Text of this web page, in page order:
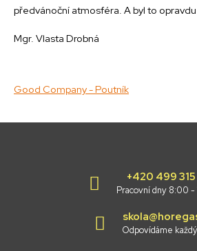
předvánoční atmosféra. A byl to
Mgr. Vlasta Drobná
Good Company - Poutník
+420 499 315
Pracovní dny 8:00 -
Odpovídáme